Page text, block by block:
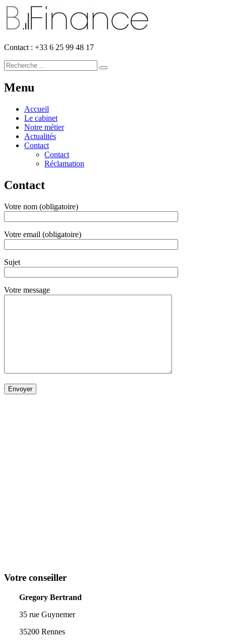
Contact : +33 6 25 99 48 17
Menu
Accueil
Le cabinet
Notre métier
Actualités
Contact
Contact
Réclamation
Contact
Votre nom (obligatoire)
Votre email (obligatoire)
Sujet
Votre message
Votre conseiller
Gregory Bertrand
35 rue Guynemer
35200 Rennes